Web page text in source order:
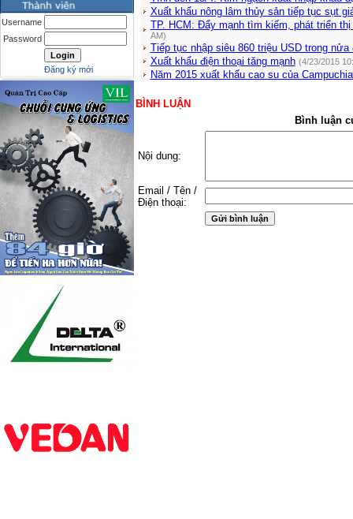
Username
Password
Đăng ký mới
Xuất khẩu nông lâm thủy sản tiếp tục sụt
TP. HCM: Đẩy mạnh tìm kiếm, phát triển
AM)
Tiếp tục nhập siêu 860 triệu USD trong nửa
Xuất khẩu điện thoại tăng mạnh (4/23/2015
Năm 2015 xuất khẩu cao su của
BÌNH LUẬN
Bình luận
Nội dung:
Email / Tên /
Điện thoại: